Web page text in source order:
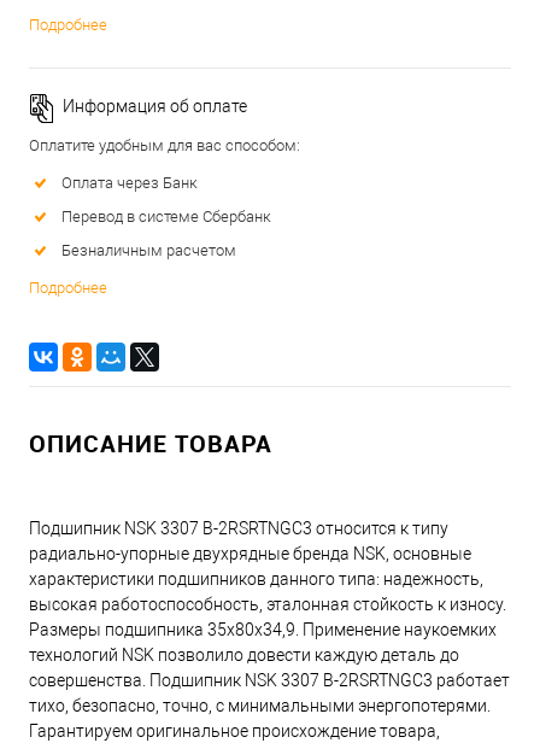
Подробнее
Информация об оплате
Оплатите удобным для вас способом:
Оплата через Банк
Перевод в системе Сбербанк
Безналичным расчетом
Подробнее
ОПИСАНИЕ ТОВАРА
Подшипник NSK 3307 B-2RSRTNGC3 относится к типу
радиально-упорные двухрядные бренда NSK, основные
характеристики подшипников данного типа: надежность,
высокая работоспособность, эталонная стойкость к износу.
Размеры подшипника 35x80x34,9. Применение наукоемких
технологий NSK позволило довести каждую деталь до
совершенства. Подшипник NSK 3307 B-2RSRTNGC3 работает
тихо, безопасно, точно, с минимальными энергопотерями.
Гарантируем оригинальное происхождение товара,